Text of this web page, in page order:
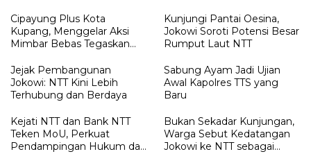
Paling Aman
Belum Didalami Penyidik
Cipayung Plus Kota
Kupang, Menggelar Aksi
Mimbar Bebas Tegaskan
Gelar “RAJA TIMOR”
Kepada JOKO WIDODO
Kunjungi Pantai Oesina,
Jokowi Soroti Potensi Besar
Rumput Laut NTT
Jejak Pembangunan
Jokowi: NTT Kini Lebih
Terhubung dan Berdaya
Sabung Ayam Jadi Ujian
Awal Kapolres TTS yang
Baru
Kejati NTT dan Bank NTT
Teken MoU, Perkuat
Pendampingan Hukum dan
Bukan Sekadar Kunjungan,
Warga Sebut Kedatangan
Jokowi ke NTT sebagai